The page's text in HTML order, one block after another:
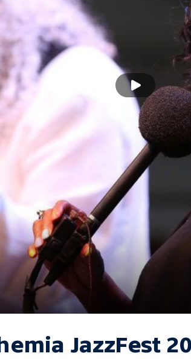
JazzFest